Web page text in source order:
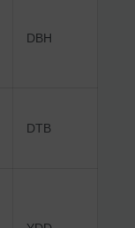
DBH
DTB